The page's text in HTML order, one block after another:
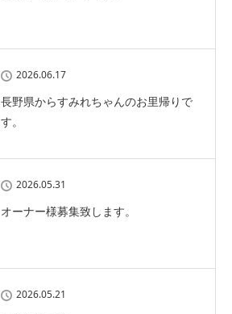
2026.06.17
長野県からすみれちゃんのお里帰りで
す。
2026.05.31
オーナー様募集致します。
2026.05.21